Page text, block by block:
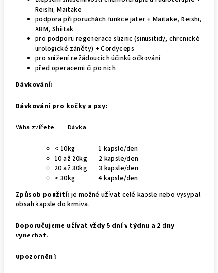
Reishi, Maitake
podpora při poruchách funkce jater + Maitake, Reishi,
ABM, Shiitak
pro podporu regenerace sliznic (sinusitidy, chronické
urologické záněty) + Cordyceps
pro snížení nežádoucích účinků očkování
před operacemi či po nich
Dávkování:
Dávkování pro kočky a psy:
Váha zvířete Dávka
< 10kg 1 kapsle/den
10 až 20kg 2 kapsle/den
20 až 30kg 3 kapsle/den
> 30kg 4 kapsle/den
Způsob použití:je možné užívat celé kapsle nebo vysypat
obsah kapsle do krmiva.
Doporučujeme užívat vždy 5 dní v týdnu a 2 dny
vynechat.
Upozornění: